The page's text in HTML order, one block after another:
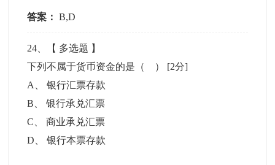
答案： B,D
24 、【 多选题 】
下列不属于货币资金的是（ ） [2分]
A
、银行汇票存款
B 、银行承兑汇票
C 、商业承兑汇票
D 、银行本票存款